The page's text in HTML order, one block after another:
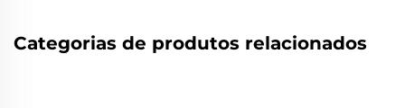
Categorias de produtos relacionados